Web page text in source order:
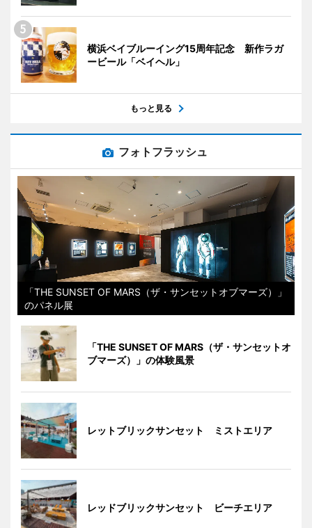
横浜ベイブルーイング15周年記念 新作ラガ
ービール「ベイヘル」
もっと見る
フォトフラッシュ
「THE SUNSET OF MARS（ザ・サンセットオブマーズ）」
のパネル展
「THE SUNSET OF MARS（ザ・サンセットオ
ブマーズ）」の体験風景
レットブリックサンセット ミストエリア
レッドブリックサンセット ビーチエリア